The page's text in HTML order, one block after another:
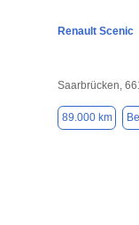
Renault Scenic
Saarbrücken,
89.000 km